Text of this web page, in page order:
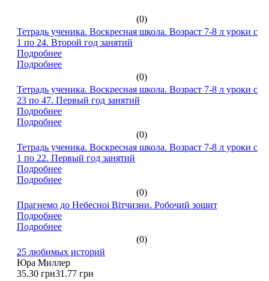
(0)
Тетрадь ученика. Воскресная школа. Возраст 7-8 л уроки с
1 по 24. Второй год занятий
Подробнее
Подробнее
(0)
Тетрадь ученика. Воскресная школа. Возраст 7-8 л уроки с
23 по 47. Первый год занятий
Подробнее
Подробнее
(0)
Тетрадь ученика. Воскресная школа. Возраст 7-8 л уроки с
1 по 22. Первый год занятий
Подробнее
Подробнее
(0)
Прагнемо до Небесноі Вітчизни. Робочий зошит
Подробнее
Подробнее
(0)
25 любимых историй
Юра Миллер
35.30 грн31.77 грн